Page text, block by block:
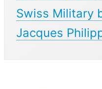
Swiss Military
Jacques